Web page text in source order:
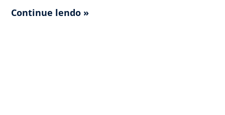
Continue lendo »